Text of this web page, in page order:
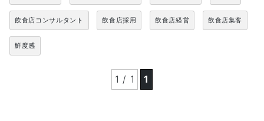
飲食店コンサルタント 飲食店採用 飲食店経営 飲食店集客
鮮度感
1 / 1 1